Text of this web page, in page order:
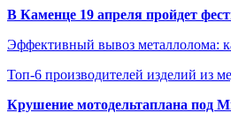
В Каменце 19 апреля пройдет
Эффективный вывоз металлолома:
Топ-6 производителей изделий из
Крушение мотодельтаплана под